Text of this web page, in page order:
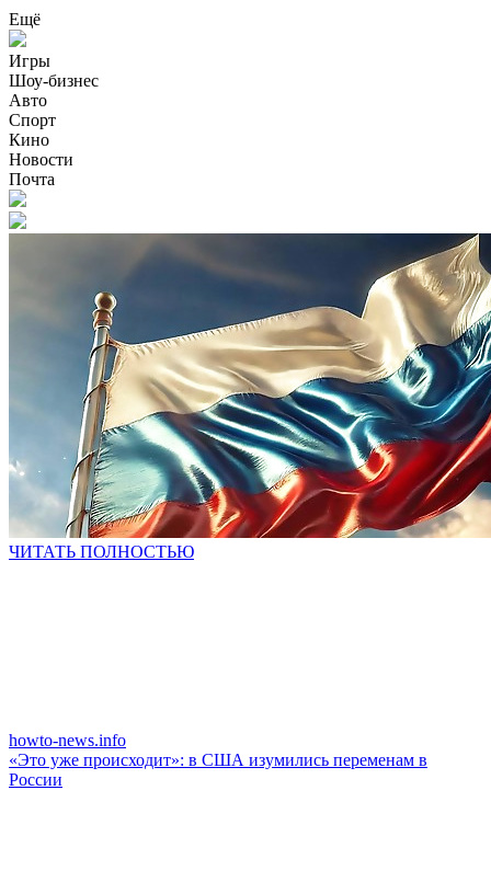
Ещё
Игры
Шоу-бизнес
Авто
Спорт
Кино
Новости
Почта
ЧИТАТЬ ПОЛНОСТЬЮ
howto-news.info
«Это уже происходит»: в США изумились переменам в
России